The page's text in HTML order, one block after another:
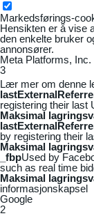
Markedsførings-
Hensikten er å vise
den enkelte bruker
annonsører.
Meta Platforms, Inc.
3
Lær mer om denne
registering their last
Maksimal
by registering their
Maksimal
_fbpUsed by
such as real time
Maksimal
informasjonskapsel
Google
2